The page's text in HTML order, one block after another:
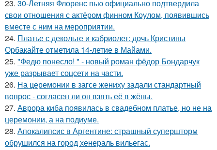
23. 30-Летняя Флоренс пью официально подтвердила
свои отношения с актёром финном Коулом, появившись
вместе с ним на мероприятии.
24. Платье с декольте и кабриолет: дочь Кристины
Орбакайте отметила 14-летие в Майами.
25. "Федю понесло! " - новый роман фёдор Бондарчук
уже разрывает соцсети на части.
26. На церемонии в загсе жениху задали стандартный
вопрос - согласен ли он взять её в жёны.
27. Аврора киба появилась в свадебном платье, но не на
церемонии, а на подиуме.
28. Апокалипсис в Аргентине: страшный супершторм
обрушился на город хенераль вильегас.